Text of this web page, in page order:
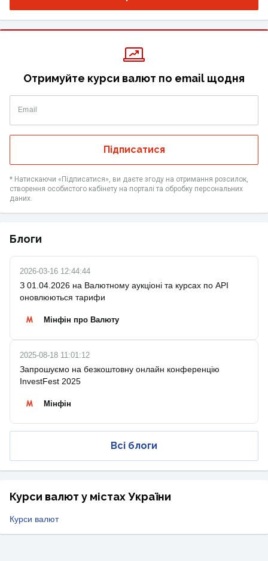
Отримуйте курси валют по email щодня
Email
Підписатися
* Натискаючи «Підписатися», ви даєте згоду на отримання розсилок,
створення особистого кабінету на порталі та обробку персональних
даних.
Блоги
2026-03-16 12:44:44
З 01.04.2026 на Валютному аукціоні та курсах по API
оновлюються тарифи
Мінфін про Валюту
2025-08-18 11:01:12
Запрошуємо на безкоштовну онлайн конференцію
InvestFest 2025
Мінфін
Всі блоги
Курси валют у містах України
Курси валют